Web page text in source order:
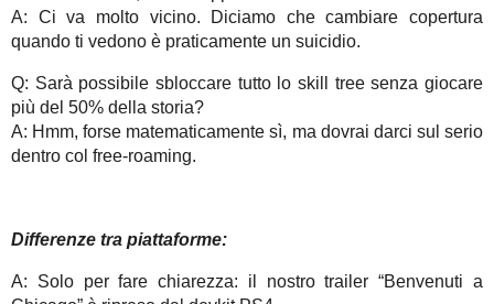
A: Ci va molto vicino. Diciamo che cambiare copertura
quando ti vedono è praticamente un suicidio.
Q: Sarà possibile sbloccare tutto lo skill tree senza giocare
più del 50% della storia?
A: Hmm, forse matematicamente sì, ma dovrai darci sul serio
dentro col free-roaming.
Differenze tra piattaforme:
A: Solo per fare chiarezza: il nostro trailer “Benvenuti a